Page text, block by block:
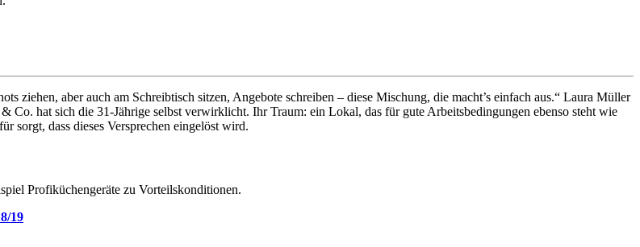
ziehen, aber auch am Schreibtisch sitzen, Angebote schreiben – diese Mischung, die macht’s einfach aus.“ Laura Müller
hat sich die 31-Jährige selbst verwirklicht. Ihr Traum: ein Lokal, das für gute Arbeitsbedingungen ebenso steht wie
sorgt, dass dieses Versprechen eingelöst wird.
Profiküchengeräte zu Vorteilskonditionen.
19